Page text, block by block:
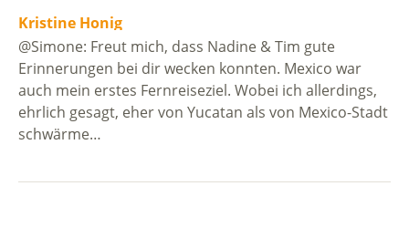
Kristine Honig
@Simone: Freut mich, dass Nadine & Tim gute
Erinnerungen bei dir wecken konnten. Mexico war
auch mein erstes Fernreiseziel. Wobei ich allerdings,
ehrlich gesagt, eher von Yucatan als von Mexico-Stadt
schwärme…